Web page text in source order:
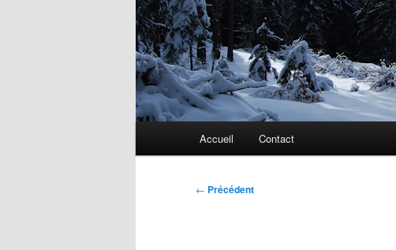
Accueil Contact
Navigation
← Précédent